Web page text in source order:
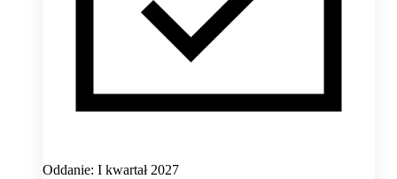
Oddanie: I kwartał 2027